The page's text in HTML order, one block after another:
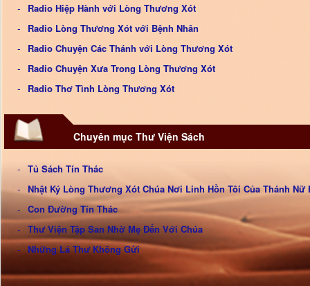
Radio Hiệp Hành với Lòng Thương Xót
Radio Lòng Thương Xót với Bệnh Nhân
Radio Chuyện Các Thánh với Lòng Thương Xót
Radio Chuyện Xưa Trong Lòng Thương Xót
Radio Thơ Tình Lòng Thương Xót
Chuyên mục Thư Viện Sách
Tủ Sách Tín Thác
Nhật Ký Lòng Thương Xót Chúa Nơi Linh Hồn Tôi Của Thánh Nữ
Con Đường Tín Thác
Thư Viện Tập San Nhờ Mẹ Đến Với Chúa
Những Lá Thư Không Gửi